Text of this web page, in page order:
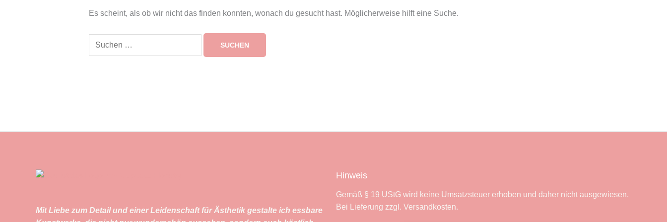
Es scheint, als ob wir nicht das finden konnten, wonach du gesucht hast. Möglicherweise hilft eine Suche.
Mit Liebe zum Detail und einer Leidenschaft für Ästhetik gestalte ich essbare
Hinweis
Gemäß § 19 UStG wird keine Umsatzsteuer erhoben und daher nicht ausgewiesen.
Bei Lieferung zzgl. Versandkosten.